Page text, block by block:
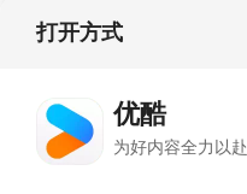
打开方式
优酷
为好内容全力以赴